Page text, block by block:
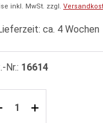
inkl. MwSt. zzgl.
ca. 4 Wochen
Nr.: 16614